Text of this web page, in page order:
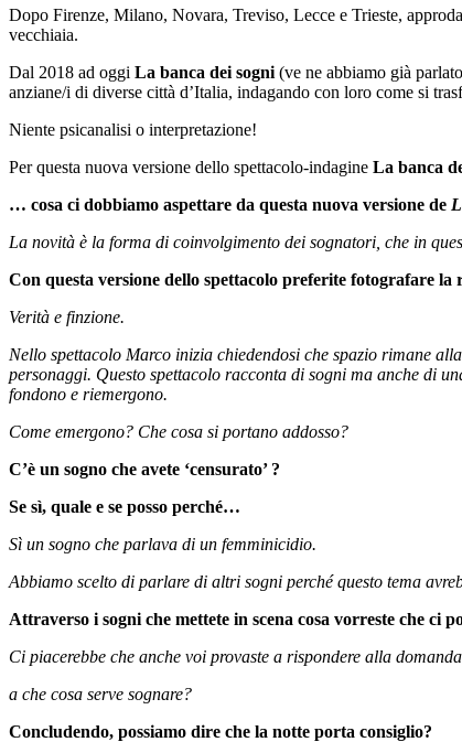
Dopo Firenze, Milano, Novara, Treviso, Lecce e Trieste,
vecchiaia.
Dal 2018 ad oggi La banca dei sogni (ve ne abbiamo già
anziane/i di diverse città d’Italia, indagando con loro come si
Niente psicanalisi o interpretazione!
Per questa nuova versione dello spettacolo-indagine La banca
… cosa ci dobbiamo aspettare da questa nuova versione de
La novità è la forma di coinvolgimento dei sognatori, che in
Con questa versione dello spettacolo preferite fotografare
Verità e finzione.
Nello spettacolo Marco inizia chiedendosi che spazio rimane
personaggi. Questo spettacolo racconta di sogni ma anche di
fondono e riemergono.
Come emergono? Che cosa si portano addosso?
C’è un sogno che avete ‘censurato’ ?
Se sì, quale e se posso perché…
Sì un sogno che parlava di un femminicidio.
Abbiamo scelto di parlare di altri sogni perché questo tema
Attraverso i sogni che mettete in scena cosa vorreste che ci
Ci piacerebbe che anche voi provaste a rispondere alla
a che cosa serve sognare?
Concludendo, possiamo dire che la notte porta consiglio?